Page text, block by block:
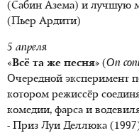
(Сабин Азема) и лучшую
(Пьер Ардити)
5 апреля
«Всё та же песня» (On
Очередной эксперимент
котором режиссёр
комедии, фарса и
- Приз Луи Деллюка